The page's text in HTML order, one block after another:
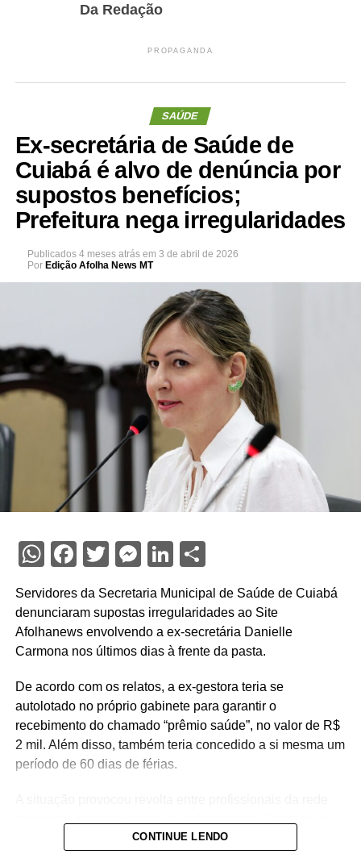
Da Redação
PROPAGANDA
SAÚDE
Ex-secretária de Saúde de
Cuiabá é alvo de denúncia por
supostos benefícios;
Prefeitura nega irregularidades
Publicados 4 meses atrás em 3 de abril de 2026
Por Edição Afolha News MT
WhatsApp
Facebook
Twitter
Messenger
LinkedIn
Share
Servidores da Secretaria Municipal de Saúde de Cuiabá
denunciaram supostas irregularidades ao Site
Afolhanews envolvendo a ex-secretária Danielle
Carmona nos últimos dias à frente da pasta.
De acordo com os relatos, a ex-gestora teria se
autolotado no próprio gabinete para garantir o
recebimento do chamado “prêmio saúde”, no valor de R$
2 mil. Além disso, também teria concedido a si mesma um
período de 60 dias de férias.
denunciantes, a gestão costumava negar pedidos de
CONTINUE LENDO